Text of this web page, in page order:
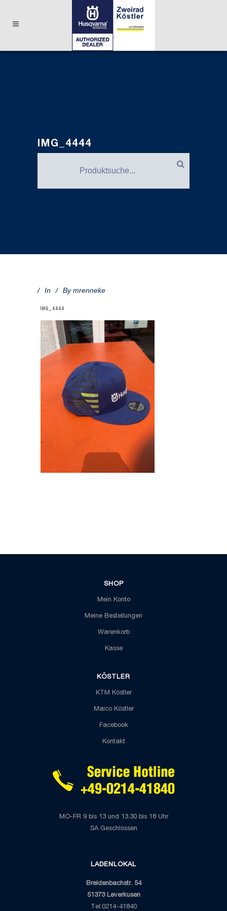
IMG_4444
In By mrenneke
IMG_4444
SHOP
Mein Konto
Meine Bestellungen
Warenkorb
Kasse
KÖSTLER
KTM Köstler
Maico Köstler
Facebook
Kontakt
MO-FR 9 bis 13 und 13.30 bis 18 Uhr
SA Geschlossen
LADENLOKAL
Breidenbachstr. 54
51373 Leverkusen
Tel:0214-41840